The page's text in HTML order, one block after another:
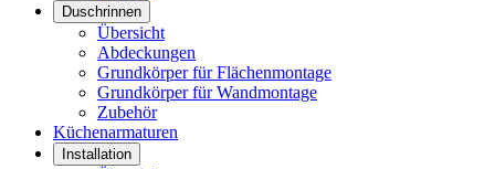
Duschrinnen
Übersicht
Abdeckungen
Grundkörper für Flächenmontage
Grundkörper für Wandmontage
Zubehör
Küchenarmaturen
Installation